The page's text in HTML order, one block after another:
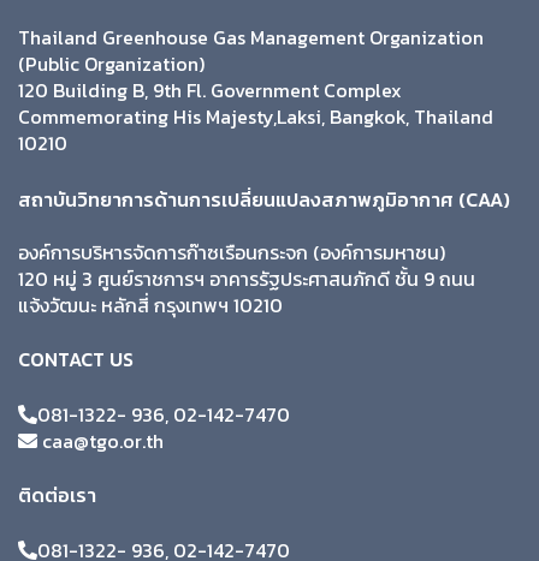
Thailand Greenhouse Gas Management Organization
(Public Organization)
120 Building B, 9th Fl. Government Complex
Commemorating His Majesty,Laksi, Bangkok, Thailand
10210
สถาบันวิทยาการด้านการเปลี่ยนแปลงสภาพภูมิอากาศ (CAA)
องค์การบริหารจัดการก๊าซเรือนกระจก (องค์การมหาชน)
120 หมู่ 3 ศูนย์ราชการฯ อาคารรัฐประศาสนภักดี ชั้น 9 ถนน
แจ้งวัฒนะ หลักสี่ กรุงเทพฯ 10210
CONTACT US
081-1322- 936, 02-142-7470
caa@tgo.or.th
ติดต่อเรา
081-1322- 936, 02-142-7470